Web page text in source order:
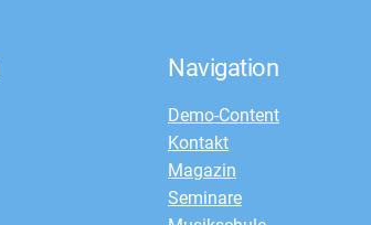
Navigation
Demo-Content
Kontakt
Magazin
Seminare